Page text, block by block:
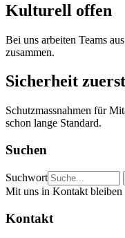
Kulturell offen
Bei uns arbeiten Teams
zusammen.
Sicherheit zuerst
Schutzmassnahmen für
schon lange Standard.
Suchen
Suchwort
Mit uns in Kontakt bleiben
Kontakt